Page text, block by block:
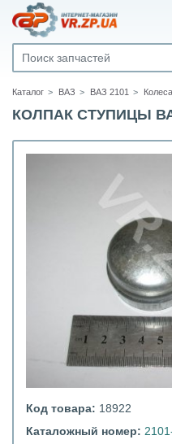
Каталог ВАЗ ВАЗ 2101
КОЛПАК СТУПИЦЫ
Код товара: 18922
Каталожный номер: